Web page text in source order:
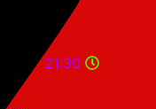
21:30